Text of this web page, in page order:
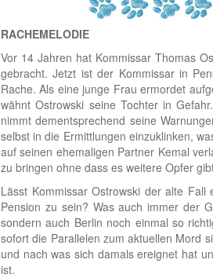
RACHEMELODIE
Vor 14 Jahren hat Kommissar Thomas
gebracht. Jetzt ist der Kommissar in
Rache. Als eine junge Frau ermordet
wähnt Ostrowski seine Tochter in
nimmt dementsprechend seine
selbst in die Ermittlungen einzuklinken,
auf seinen ehemaligen Partner Kemal
zu bringen ohne dass es weitere Opfer
Lässt Kommissar Ostrowski der alte
Pension zu sein? Was auch immer der
sondern auch Berlin noch einmal so
sofort die Parallelen zum aktuellen Mord
und nach was sich damals ereignet hat
ist.